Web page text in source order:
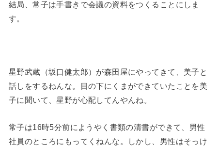
結局、常子は手書きで会議の資料をつくることにしま
す。
星野武蔵（坂口健太郎）が森田屋にやってきて、美子と
話しをするねんな。目の下にくまができていたことを美
子に聞いて、星野が心配してんやんね。
常子は16時5分前にようやく書類の清書ができて、男性
社員のところにもってくねんな。しかし、男性はそっけ